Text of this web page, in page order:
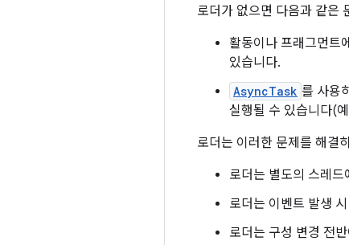
로더가 없으면 다음과 같은
활동이나 프래그먼트
있습니다.
AsyncTask 를 사용
실행될 수 있습니다(
로더는 이러한 문제를 해결
로더는 별도의 스레
로더는 이벤트 발생
로더는 구성 변경 전